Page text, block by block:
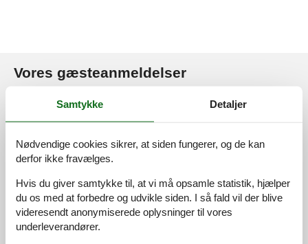
Vores gæsteanmeldelser
2,5
5
4
3
2
Samtykke Detaljer
Nødvendige cookies sikrer, at siden fungerer, og de kan
derfor ikke fravælges.
Hvis du giver samtykke til, at vi må opsamle statistik, hjælper
du os med at forbedre og udvikle siden. I så fald vil der blive
videresendt anonymiserede oplysninger til vores
underleverandører.